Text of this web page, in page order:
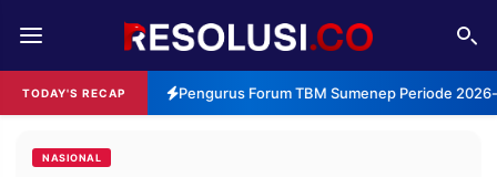
TODAY'S RECAP Pengurus Forum TBM Sumenep Periode
REDAKSI TENTANG
RESOLUSI IKLAN
NASIONAL